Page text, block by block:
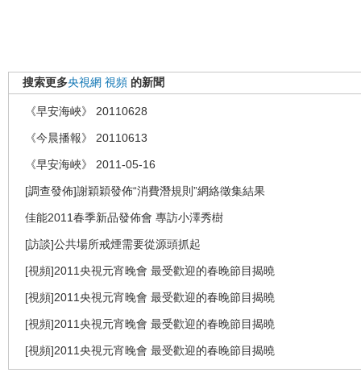
搜索更多央視網 視頻 的新聞
《早安海峽》 20110628
《今晨播報》 20110613
《早安海峽》 2011-05-16
[調查發佈]謝穎穎發佈“消費潛規則”網絡徵集結果
佳能2011春季新品發佈會 專訪小澤秀樹
[訪談]公共場所戒煙需要從源頭抓起
[視頻]2011央視元宵晚會 最受歡迎的春晚節目揭曉
[視頻]2011央視元宵晚會 最受歡迎的春晚節目揭曉
[視頻]2011央視元宵晚會 最受歡迎的春晚節目揭曉
[視頻]2011央視元宵晚會 最受歡迎的春晚節目揭曉